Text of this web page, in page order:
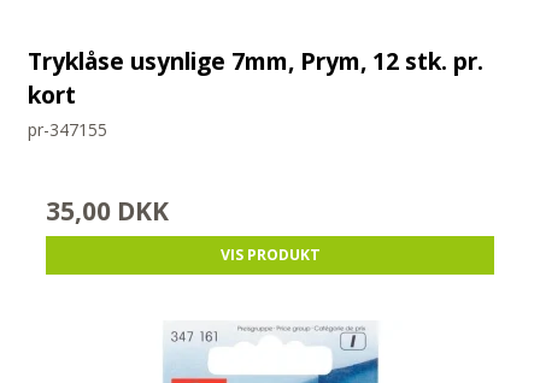
Tryklåse usynlige 7mm, Prym, 12 stk. pr.
kort
pr-347155
35,00 DKK
VIS PRODUKT